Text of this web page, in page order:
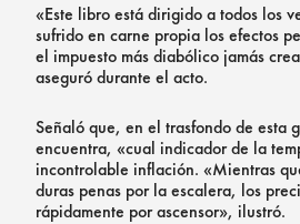
«Este libro está dirigido a todos los
sufrido en carne propia los efectos
el impuesto más diabólico jamás
aseguró durante el acto.
Señaló que, en el trasfondo de esta
encuentra, «cual indicador de la
incontrolable inflación. «Mientras
duras penas por la escalera, los
rápidamente por ascensor», ilustró.